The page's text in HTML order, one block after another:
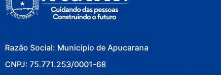
Razão Social: Município de Apucarana
CNPJ: 75.771.253/0001-68